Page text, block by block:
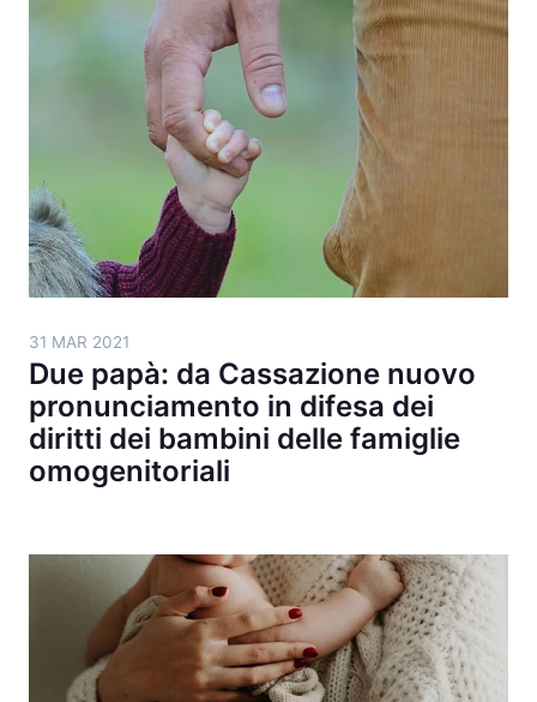
31 MAR 2021
Due papà: da Cassazione nuovo
pronunciamento in difesa dei
diritti dei bambini delle famiglie
omogenitoriali